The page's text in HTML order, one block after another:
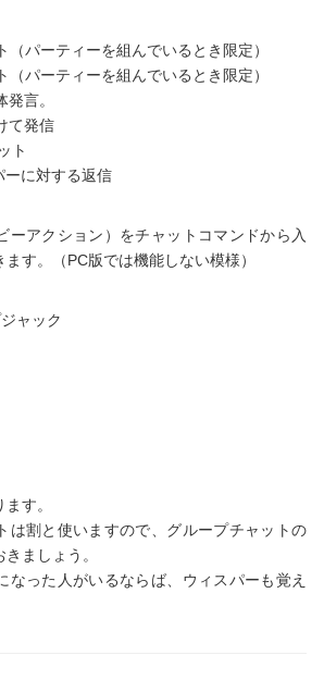
パーティーを組んでいるとき限定）
パーティーを組んでいるとき限定）
言。
て発信
ト
に対する返信
ーアクション）をチャットコマンドから入
す。（PC版では機能しない模様）
ャック
す。
は割と使いますので、グループチャットの
ましょう。
なった人がいるならば、ウィスパーも覚え